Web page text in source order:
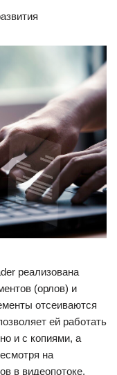
реализована
(орлов) и
отсеиваются
ей работать
и с копиями, а
на
в видеопотоке,